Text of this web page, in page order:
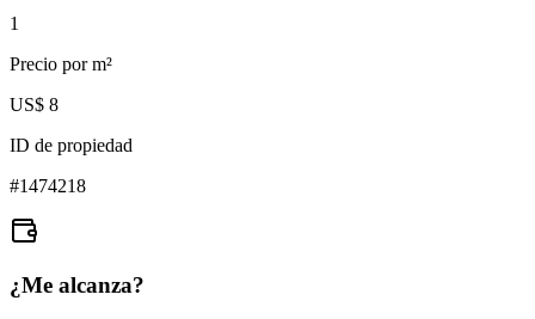
1
Precio por m²
US$ 8
ID de propiedad
#1474218
¿Me alcanza?